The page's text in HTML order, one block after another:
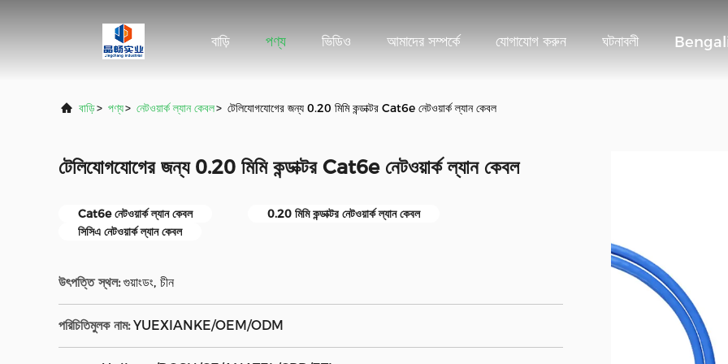
বাড়ি পণ্য ভিডিও আমাদের সম্পর্কে যোগাযোগ করুন ঘটনাবলী
বাড়ি> পণ্য> নেটওয়ার্ক ল্যান কেবল> টেলিযোগযোগের জন্য 0.20 মিমি কন্ডাক্টর Cat6e নেটওয়ার্ক ল্যান কেবল
টেলিযোগযোগের জন্য 0.20 মিমি কন্ডাক্টর Cat6e নেটওয়ার্ক ল্যান কেবল
Cat6e নেটওয়ার্ক ল্যান কেবল
0.20 মিমি কন্ডাক্টর নেটওয়ার্ক ল্যান কেবল
সিসিএ নেটওয়ার্ক ল্যান কেবল
উৎপত্তি স্থল: গুয়াংডং, চীন
পরিচিতিমুলক নাম: YUEXIANKE/OEM/ODM